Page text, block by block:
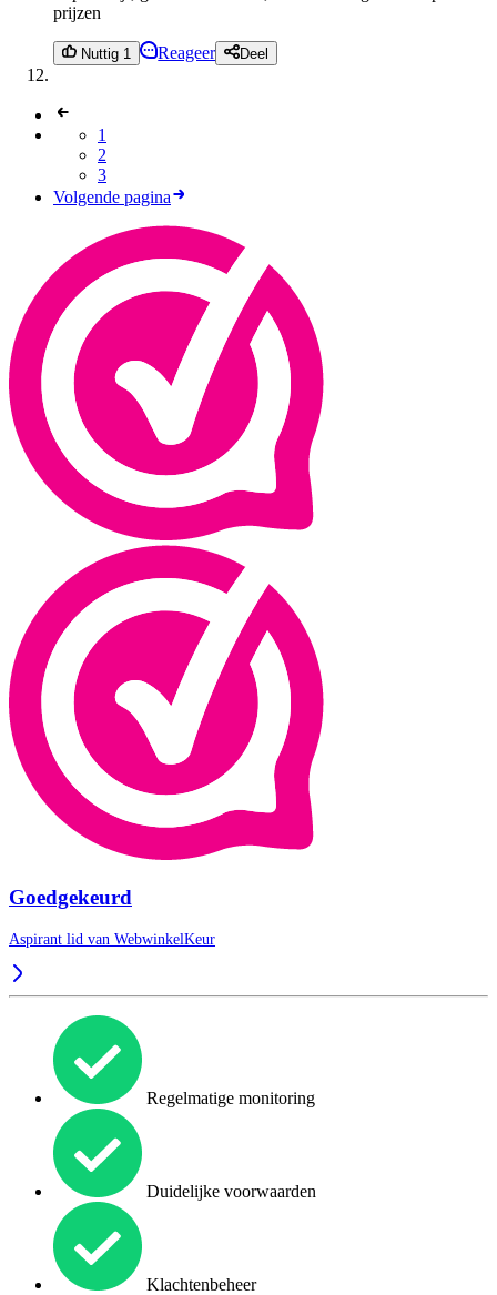
prijzen
Nuttig 1 Reageer Deel
1
2
3
Volgende pagina
Goedgekeurd
Aspirant lid van WebwinkelKeur
Regelmatige monitoring
Duidelijke voorwaarden
Klachtenbeheer